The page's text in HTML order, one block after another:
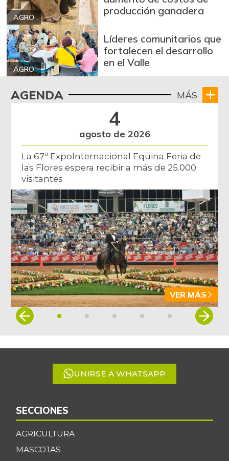
09/03/2022 +79,25%
Zanahoria larga
vida
07/25/2026
-8,43%
FUENTE: SIPSA (Sistema de Información
de Precios), DANE.
AGRO
producción ganadera
AGRO
Líderes comunitarios que
fortalecen el desarrollo
en el Valle
AGENDA MÁS
4
agosto de 2026
La 67ª ExpoInternacional Equina Feria de
las Flores espera recibir a más de 25.000
visitantes
VER MÁS
Item
5
UNIRSE A WHATSAPP
SECCIONES
AGRICULTURA
MASCOTAS